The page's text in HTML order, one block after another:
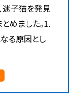
迷子猫を発見
めました。1.
る原因とし